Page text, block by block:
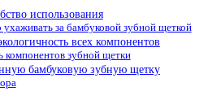
использования
ухаживать за бамбуковой зубной щеткой
всех компонентов
компонентов зубной щетки
бамбуковую зубную щетку